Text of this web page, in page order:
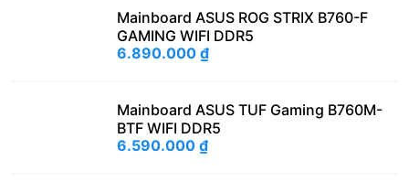
Mainboard ASUS ROG STRIX B760-F
GAMING WIFI DDR5
6.890.000 ₫
Mainboard ASUS TUF Gaming B760M-
BTF WIFI DDR5
6.590.000 ₫